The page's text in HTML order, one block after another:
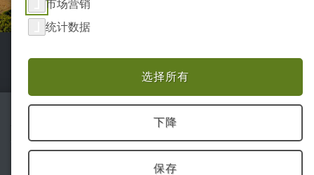
Nordhausen
市场营销
统计数据
选择所有
下降
保存